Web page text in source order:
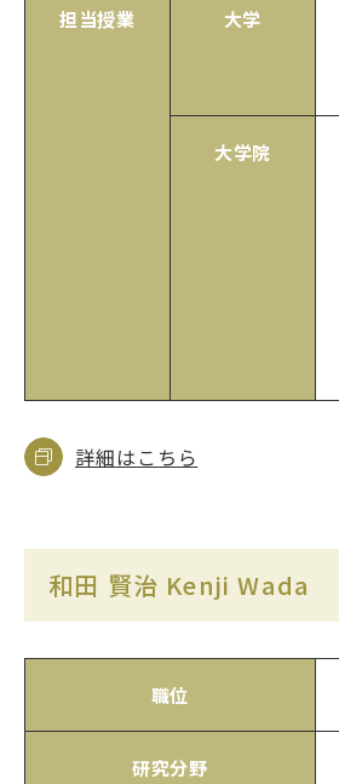
担当授業 大学
大学院
詳細はこちら
和田 賢治 Kenji Wada
職位
研究分野